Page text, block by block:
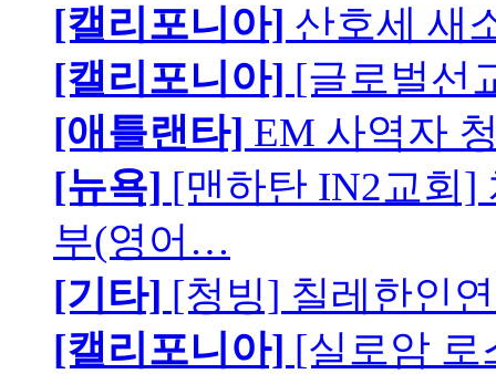
[캘리포니아] 산호세 새
[캘리포니아] [글로벌선
[애틀랜타] EM 사역자
[뉴욕] [맨하탄 IN2교회]
부(영어…
[기타] [청빙] 칠레한인
[캘리포니아] [실로암 로